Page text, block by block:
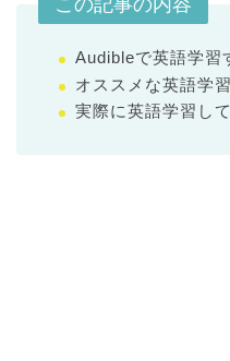
この記事の内容
Audibleで英語学習
オススメな英語学
実際に英語学習し